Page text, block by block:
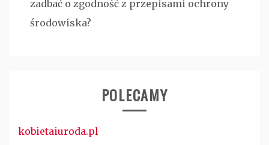
zadbać o zgodność z przepisami ochrony
środowiska?
POLECAMY
kobietaiuroda.pl